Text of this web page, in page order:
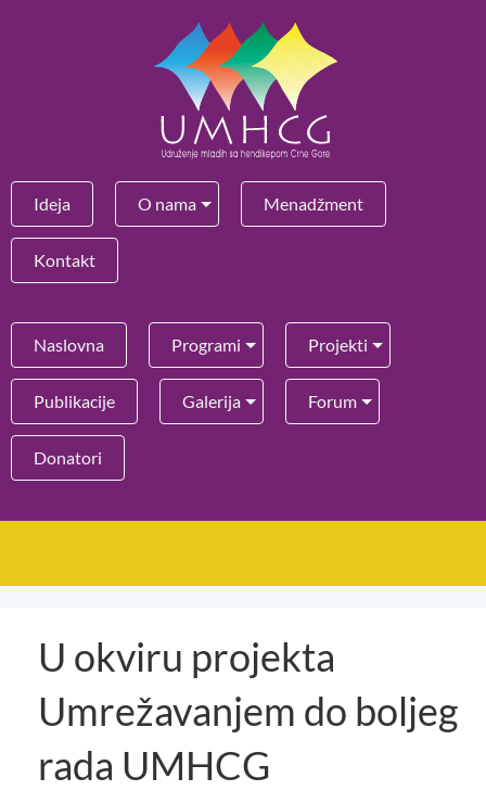
Ideja O nama Menadžment
Kontakt
Naslovna Programi Projekti
Publikacije Galerija Forum
Donatori
U okviru projekta
Umrežavanjem do boljeg
rada UMHCG